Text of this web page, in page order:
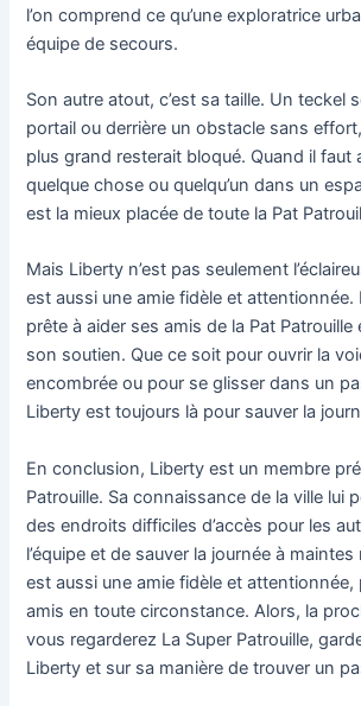
l’on comprend ce qu’une exploratrice
équipe de secours.
Son autre atout, c’est sa taille. Un teckel
portail ou derrière un obstacle sans
plus grand resterait bloqué. Quand il faut
quelque chose ou quelqu’un dans un
est la mieux placée de toute la Pat
Mais Liberty n’est pas seulement
est aussi une amie fidèle et attentionnée.
prête à aider ses amis de la Pat
son soutien. Que ce soit pour ouvrir la
encombrée ou pour se glisser dans un
Liberty est toujours là pour sauver la
En conclusion, Liberty est un membre
Patrouille. Sa connaissance de la ville lui
des endroits difficiles d’accès pour les
l’équipe et de sauver la journée à
est aussi une amie fidèle et attentionnée,
amis en toute circonstance. Alors, la
vous regarderez La Super Patrouille,
Liberty et sur sa manière de trouver un